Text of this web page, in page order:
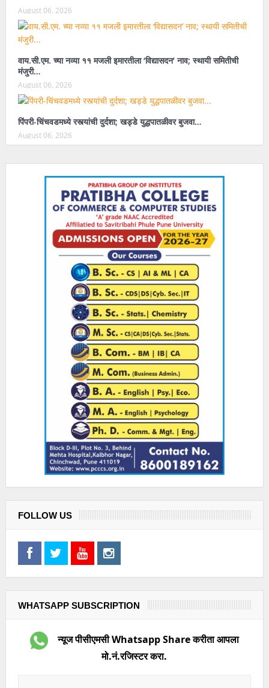
August 06, 2026
वाय.सी.एम. च्या नव्या ११ मजली इमारतीला ‘विद्यासदन’ नाव; स्थायी समितीची
मंजुरी…
August 06, 2026
पिंपरी-चिंचवडमध्ये रस्त्यांची दुर्दशा; खड्डे युद्धपातळीवर बुजवा…
August 06, 2026
FOLLOW US
WHATSAPP SUBSCRIPTION
न्यूज पीसीएमसी Whatsapp Share करीता आपला
मो.नं.रजिस्टर करा.